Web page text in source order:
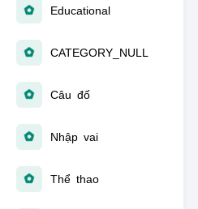
Educational
CATEGORY_NULL
Câu đố
Nhập vai
Thể thao